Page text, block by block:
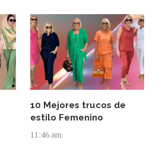
10 Mejores trucos de
estilo Femenino
11:46 am